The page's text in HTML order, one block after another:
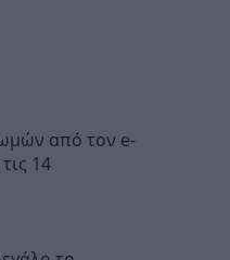
από τον e-
14